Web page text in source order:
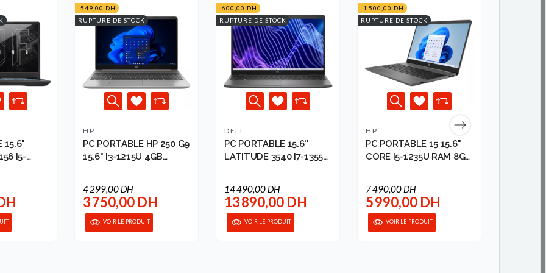
15.6"
I5-
-549,00 DH
RUPTURE DE STOCK
HP
PC PORTABLE HP 250 G9
15.6" I3-1215U 4GB
4 299,00 DH
3 750,00 DH
VOIR LE PRODUIT
-600,00 DH
RUPTURE DE STOCK
DELL
PC PORTABLE 15.6''
LATITUDE 3540 I7-1355U
14 490,00 DH
13 890,00 DH
VOIR LE PRODUIT
-1 500,00 DH
RUPTURE DE STOCK
HP
PC PORTABLE 15 15.6"
CORE I5-1235U RAM 8GB
7 490,00 DH
5 990,00 DH
VOIR LE PRODUIT